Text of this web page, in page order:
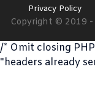
Privacy Policy
Copyright © 2019 -
/* Omit closing
"headers already